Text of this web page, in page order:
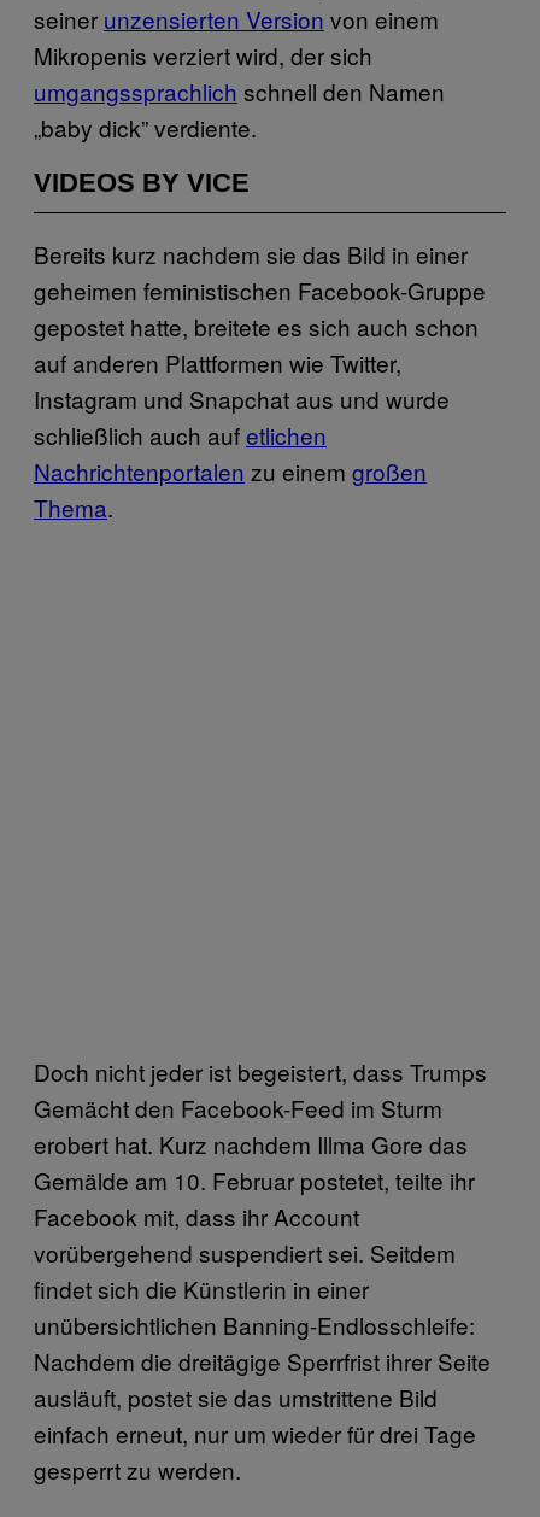
seiner unzensierten Version von einem
Mikropenis verziert wird, der sich
umgangssprachlich schnell den Namen
„baby dick” verdiente.
VIDEOS BY VICE
Bereits kurz nachdem sie das Bild in einer
geheimen feministischen Facebook-Gruppe
gepostet hatte, breitete es sich auch schon
auf anderen Plattformen wie Twitter,
Instagram und Snapchat aus und wurde
schließlich auch aufetlichen
Nachrichtenportalen zu einem großen
Thema.
Doch nicht jeder ist begeistert, dass Trumps
Gemächt den Facebook-Feed im Sturm
erobert hat. Kurz nachdem Illma Gore das
Gemälde am 10. Februar postetet, teilte ihr
Facebook mit, dass ihr Account
vorübergehend suspendiert sei. Seitdem
findet sich die Künstlerin in einer
unübersichtlichen Banning-Endlosschleife:
Nachdem die dreitägige Sperrfrist ihrer Seite
ausläuft, postet sie das umstrittene Bild
einfach erneut, nur um wieder für drei Tage
gesperrt zu werden.